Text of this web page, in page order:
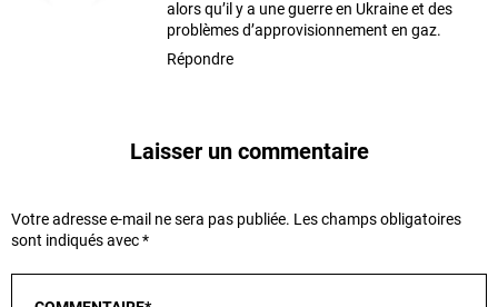
alors qu’il y a une guerre en Ukraine et des
problèmes d’approvisionnement en gaz.
Répondre
Laisser un commentaire
Votre adresse e-mail ne sera pas publiée. Les champs obligatoires
sont indiqués avec*